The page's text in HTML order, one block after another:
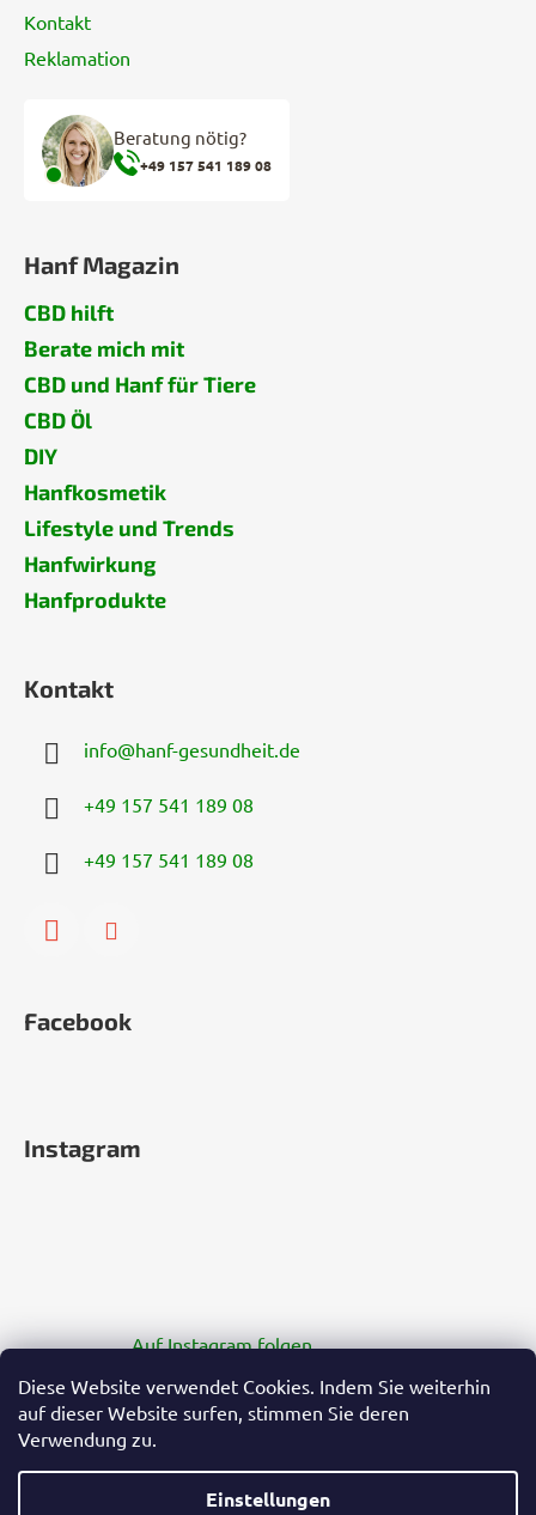
Diese Website verwendet Cookies. Indem Sie weiterhin
auf dieser Website surfen, stimmen Sie deren
Verwendung zu.
Einstellungen
Kontakt
Reklamation
Beratung nötig?
+49 157 541 189 08
Hanf Magazin
CBD hilft
Berate mich mit
CBD und Hanf für Tiere
CBD Öl
DIY
Hanfkosmetik
Lifestyle und Trends
Hanfwirkung
Hanfprodukte
Kontakt
info@hanf-gesundheit.de
+49 157 541 189 08
+49 157 541 189 08
Facebook
Instagram
Auf Instagram folgen